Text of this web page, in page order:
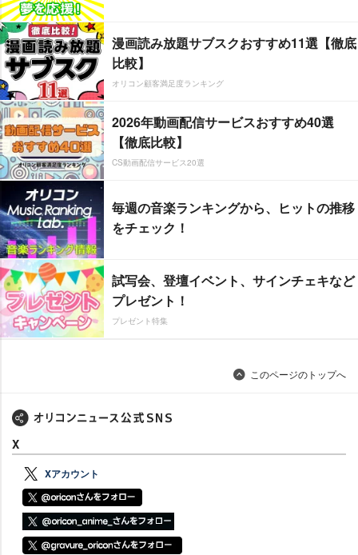
漫画読み放題サブスクおすすめ11選【徹底
比較】
オリコン顧客満足度ランキング
2026年動画配信サービスおすすめ40選
【徹底比較】
CS動画配信サービス20選
毎週の音楽ランキングから、ヒットの推移
をチェック！
試写会、登壇イベント、サインチェキなど
プレゼント！
プレゼント特集
このページのトップへ
X
Xアカウント